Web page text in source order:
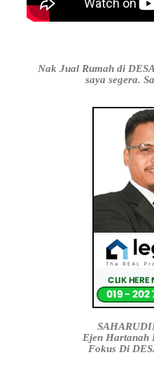
Nak Jual Rumah di
saya segera.
Ejen Hartanah
Fokus Di